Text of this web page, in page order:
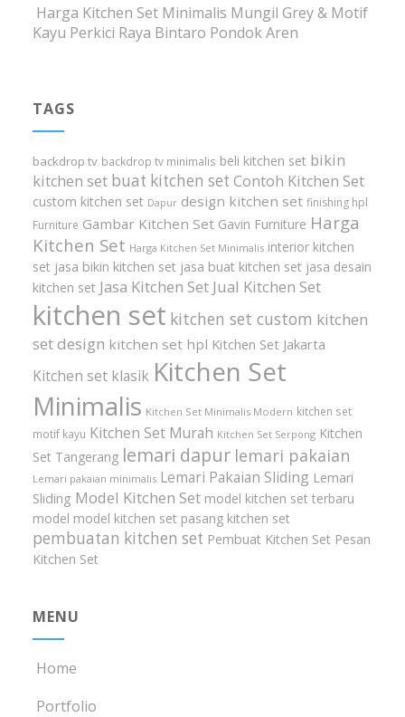
Harga Kitchen Set Minimalis Mungil Grey & Motif
Kayu Perkici Raya Bintaro Pondok Aren
TAGS
backdrop tv backdrop tv minimalis beli kitchen set bikin
kitchen set buat kitchen set Contoh Kitchen Set
custom kitchen set Dapur design kitchen set finishing hpl
Furniture Gambar Kitchen Set Gavin Furniture Harga
Kitchen Set Harga Kitchen Set Minimalis interior kitchen
set jasa bikin kitchen set jasa buat kitchen set jasa desain
kitchen set Jasa Kitchen Set Jual Kitchen Set
kitchen set kitchen set custom kitchen
set design kitchen set hpl Kitchen Set Jakarta
Kitchen set klasik Kitchen Set
Minimalis Kitchen Set Minimalis Modern kitchen set
motif kayu Kitchen Set Murah Kitchen Set Serpong Kitchen
Set Tangerang lemari dapur lemari pakaian
Lemari pakaian minimalis Lemari Pakaian Sliding Lemari
Sliding Model Kitchen Set model kitchen set terbaru
model model kitchen set pasang kitchen set
pembuatan kitchen set Pembuat Kitchen Set Pesan
Kitchen Set
MENU
Home
Portfolio